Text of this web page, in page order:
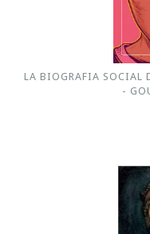
LA BIOGRAFIA SOCIAL
-